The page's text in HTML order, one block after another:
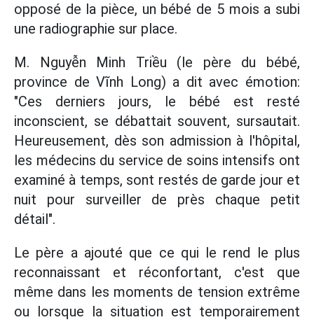
opposé de la pièce, un bébé de 5 mois a subi
une radiographie sur place.
M. Nguyễn Minh Triều (le père du bébé,
province de Vĩnh Long) a dit avec émotion:
"Ces derniers jours, le bébé est resté
inconscient, se débattait souvent, sursautait.
Heureusement, dès son admission à l'hôpital,
les médecins du service de soins intensifs ont
examiné à temps, sont restés de garde jour et
nuit pour surveiller de près chaque petit
détail".
Le père a ajouté que ce qui le rend le plus
reconnaissant et réconfortant, c'est que
même dans les moments de tension extrême
ou lorsque la situation est temporairement